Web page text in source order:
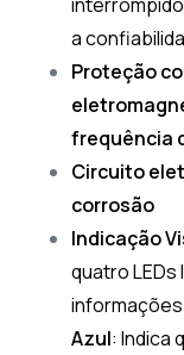
a
Proteção
frequência
Circuito
corrosão
Indicação
quatro
Azul: Indica